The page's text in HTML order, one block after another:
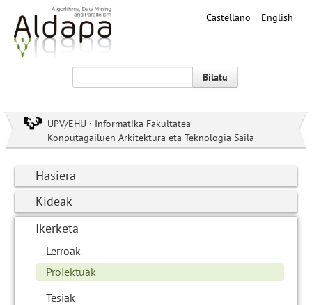
Castellano English
Bilatu
UPV/EHU · Informatika Fakultatea
Konputagailuen Arkitektura eta Teknologia Saila
Hasiera
Kideak
Ikerketa
Lerroak
Proiektuak
Tesiak